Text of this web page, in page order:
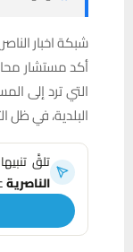
شبكة اخبار
أكد مستشار
التي ترد إلى
البلدية، في
تلقَّ
الناصرية